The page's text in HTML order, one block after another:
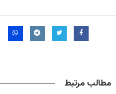
مطالب مرتبط